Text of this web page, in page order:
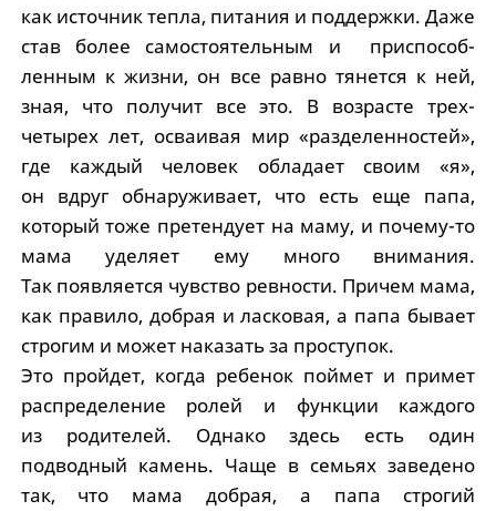
как источник тепла, питания и поддержки. Даже
став более самостоятельным и приспособ­
ленным к жизни, он все равно тянется к ней,
зная, что получит все это. В возрасте трех-
четырех лет, осваивая мир «разделенностей»,
где каждый человек обладает своим «я»,
он вдруг обнаруживает, что есть еще папа,
который тоже претендует на маму, и почему-то
мама уделяет ему много внимания.
Так появляется чувство ревности. Причем мама,
как правило, добрая и ласковая, а папа бывает
строгим и может наказать за проступок.
Это пройдет, когда ребенок поймет и примет
распределение ролей и функции каждого
из родителей. Однако здесь есть один
подводный камень. Чаще в семьях заведено
так, что мама добрая, а папа строгий